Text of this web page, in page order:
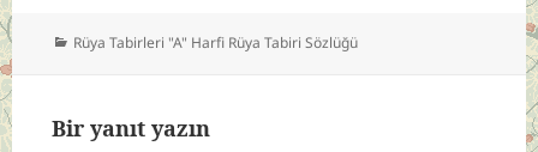
Kategoriler
Rüya Tabirleri "A" Harfi Rüya Tabiri Sözlüğü
Bir yanıt yazın